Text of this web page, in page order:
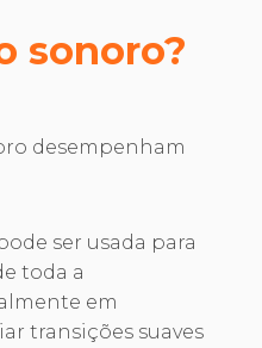
sonoro?
desempenham
ser usada para
toda a
em
transições suaves